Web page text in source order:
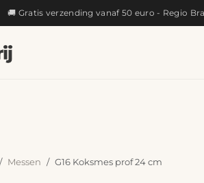
🚚 Gratis verzending vanaf 50 euro - Regio
Messen G16 Koksmes prof 24 cm